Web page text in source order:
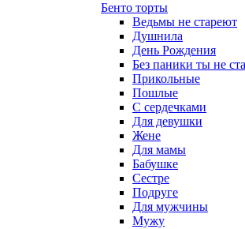
Бенто торты
Ведьмы не стареют
Душнила
День Рождения
Без паники ты не
Прикольные
Пошлые
С сердечками
Для девушки
Жене
Для мамы
Бабушке
Сестре
Подруге
Для мужчины
Мужу